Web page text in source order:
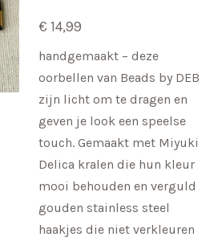
€ 14,99
handgemaakt – deze
oorbellen van Beads by DEB
zijn licht om te dragen en
geven je look een speelse
touch. Gemaakt met Miyuki
Delica kralen die hun kleur
mooi behouden en verguld
gouden stainless steel
haakjes die niet verkleuren